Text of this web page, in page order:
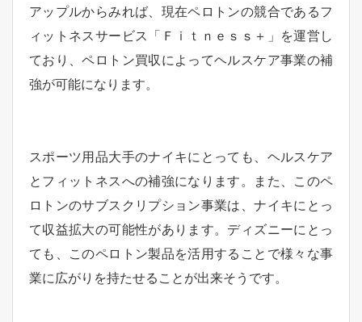
アップルからみれば、現在ペロトンの競合であるフ
ィットネスサービス「Ｆｉｔｎｅｓｓ＋」を運営し
ており、ペロトン買収によってヘルスケア事業の補
強が可能になります。
スポーツ用品大手のナイキにとっても、ヘルスケア
とフィットネスへの補強になります。また、このペ
ロトンのサブスクリプション事業は、ナイキにとっ
て収益拡大の可能性があります。ディズニーにとっ
ても、このペロトン製品を活用することで様々な事
業に広がりを持たせることが出来そうです。